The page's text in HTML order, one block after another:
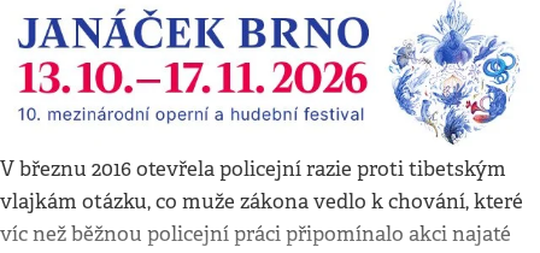
V březnu 2016 otevřela policejní razie proti tibetským
vlajkám otázku, co muže zákona vedlo k chování, které
víc než běžnou policejní práci připomínalo akci najaté